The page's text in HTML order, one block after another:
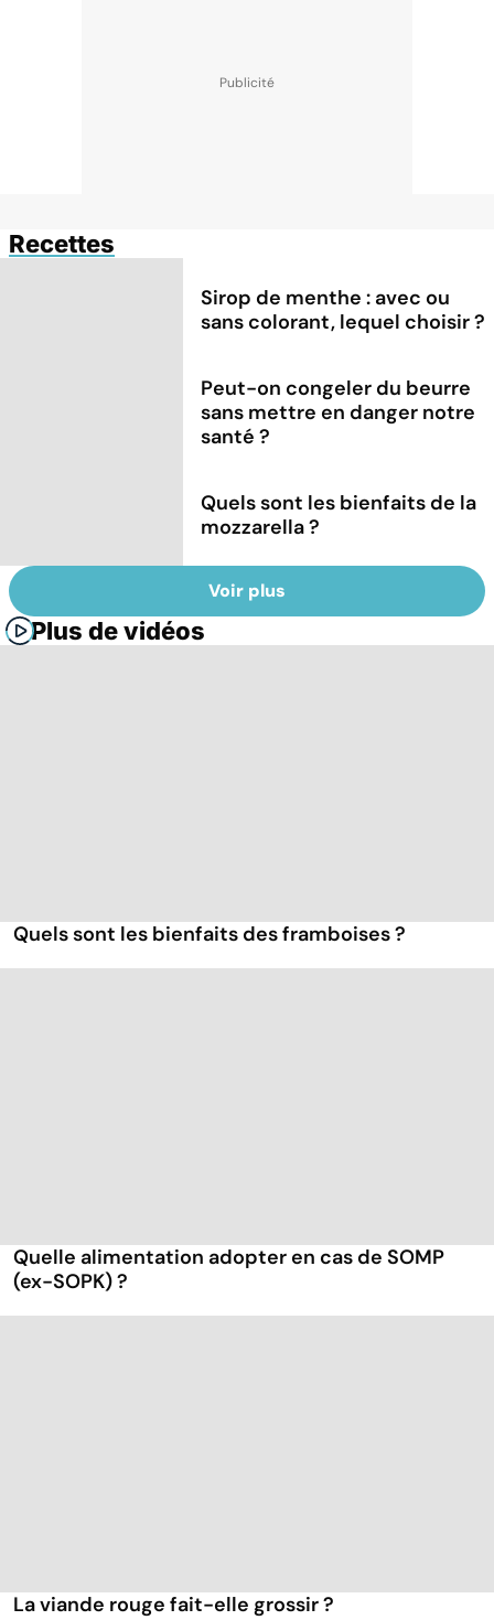
Recettes
Sirop de menthe : avec ou
sans colorant, lequel choisir ?
Peut-on congeler du beurre
sans mettre en danger notre
santé ?
Quels sont les bienfaits de la
mozzarella ?
Voir plus
Plus de vidéos
Quels sont les bienfaits des framboises ?
Quelle alimentation adopter en cas de SOMP
(ex-SOPK) ?
La viande rouge fait-elle grossir ?